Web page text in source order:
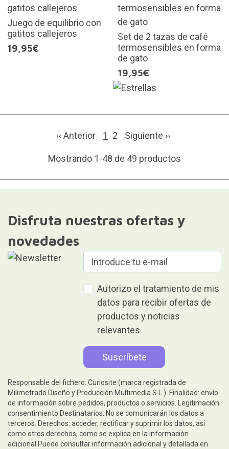
Juego de equilibrio con
gatitos callejeros
19,95€
Set de 2 tazas de café
termosensibles en forma
de gato
19,95€
‹‹ Anterior 1 2 Siguiente ››
Mostrando 1-48 de 49 productos
Disfruta nuestras ofertas y
novedades
Autorizo el tratamiento de mis
datos para recibir ofertas de
productos y noticias
relevantes
Responsable del fichero: Curiosite (marca registrada de
Milimetrado Diseño y Producción Multimedia S.L.). Finalidad: envío
de información sobre pedidos, productos o servicios. Legitimación:
consentimiento.Destinatarios: No se comunicarán los datos a
terceros. Derechos: acceder, rectificar y suprimir los datos, así
como otros derechos, como se explica en la información
adicional.Puede consultar información adicional y detallada en